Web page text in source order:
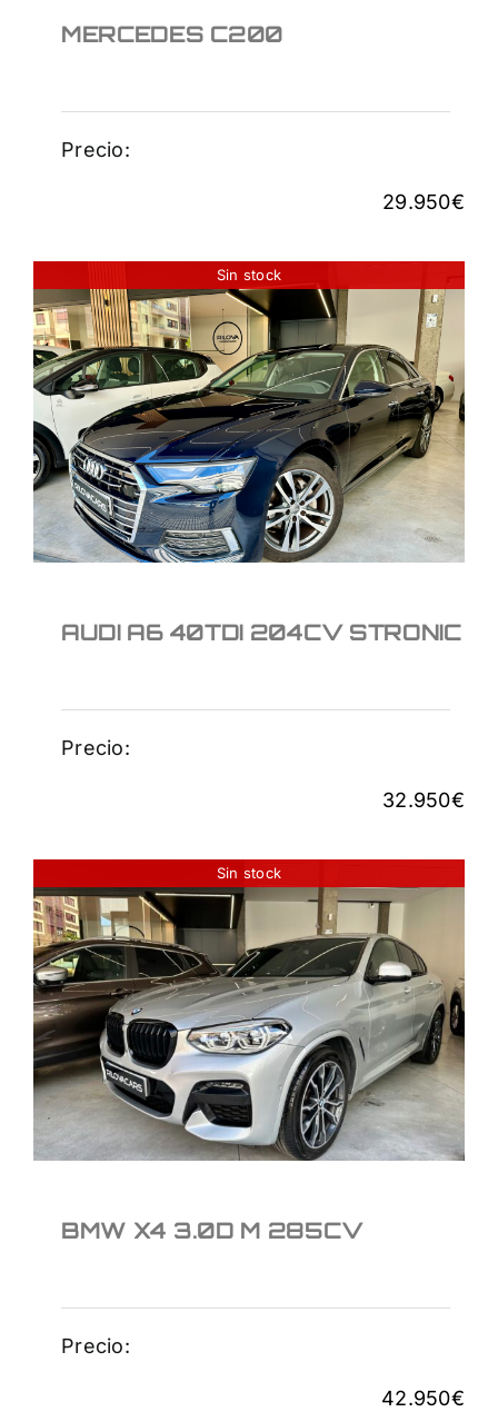
MERCEDES C200
Precio:
29.950€
Sin stock
AUDI A6 40TDI 204CV
STRONIC
32.950€
AUDI A6 40TDI 204CV STRONIC
Precio:
32.950€
Sin stock
BMW X4 3.0D M 285CV
42.950€
BMW X4 3.0D M 285CV
Precio:
42.950€